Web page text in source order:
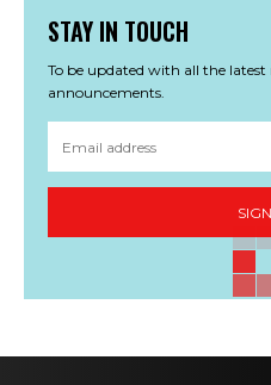
STAY IN TOUCH
To be updated with all the latest
announcements.